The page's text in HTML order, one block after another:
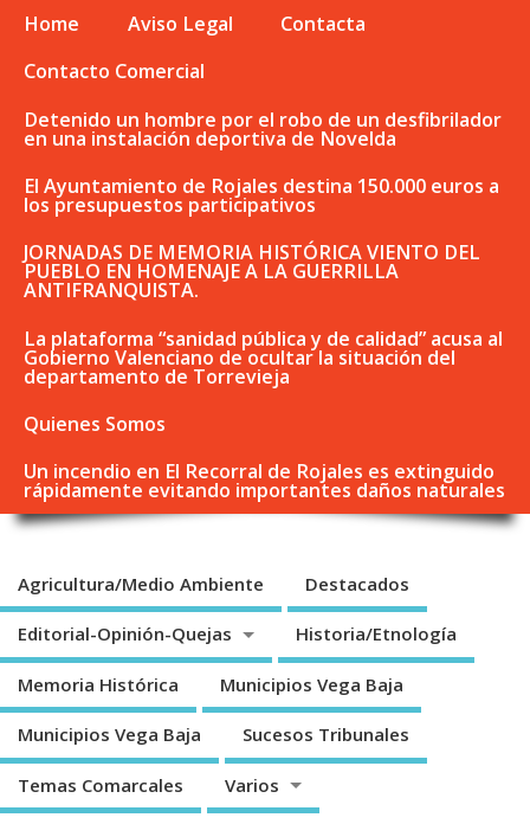
Home Aviso Legal
Contacta
Contacto Comercial
Detenido un hombre por el robo de un desfibrilador
en una instalación deportiva de Novelda
El Ayuntamiento de Rojales destina 150.000 euros a
los presupuestos participativos
JORNADAS DE MEMORIA HISTÓRICA VIENTO DEL
PUEBLO EN HOMENAJE A LA GUERRILLA
ANTIFRANQUISTA.
La plataforma “sanidad pública y de calidad” acusa al
Gobierno Valenciano de ocultar la situación del
departamento de Torrevieja
Quienes Somos
Un incendio en El Recorral de Rojales es extinguido
rápidamente evitando importantes daños naturales
Agricultura/Medio Ambiente Destacados
Editorial-Opinión-Quejas Historia/Etnología
Memoria Histórica Municipios Vega Baja
Municipios Vega Baja Sucesos Tribunales
Temas Comarcales Varios